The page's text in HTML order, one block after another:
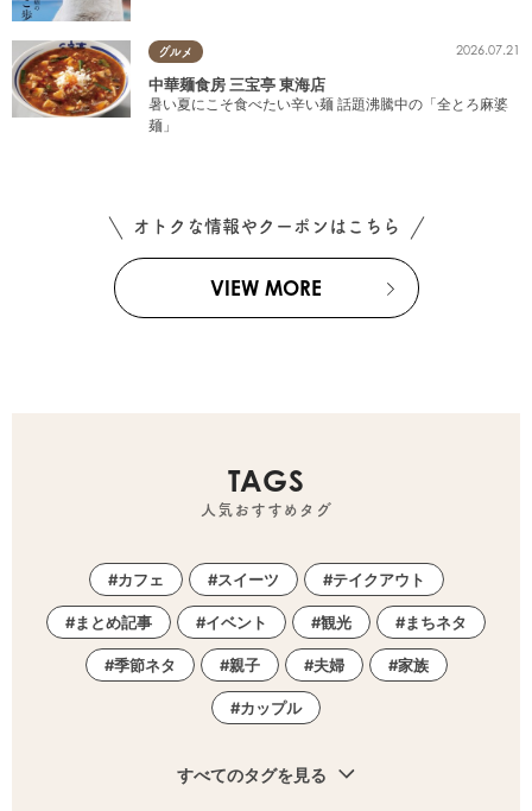
グルメ 2026.07.21
中華麺食房 三宝亭 東海店
暑い夏にこそ食べたい辛い麺 話題沸騰中の「全とろ麻婆
麺」
オトクな情報やクーポンはこちら
VIEW MORE
TAGS
人気おすすめタグ
カフェ スイーツ テイクアウト
まとめ記事 イベント 観光 まちネタ
季節ネタ 親子 夫婦 家族
カップル
すべてのタグを見る